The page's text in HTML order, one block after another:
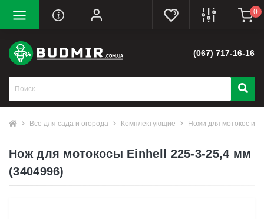
0
(067) 717-16-16
Все для сада и огорода Комплектующие Ножи для мотокос и
Нож для мотокосы Einhell 225-3-25,4 мм
(3404996)